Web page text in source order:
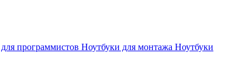
программистов Ноутбуки для монтажа Ноутбуки